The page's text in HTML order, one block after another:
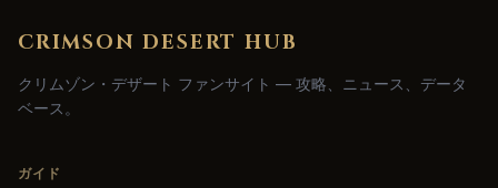
CRIMSON DESERT HUB
クリムゾン・デザート ファンサイト — 攻略、ニュース、データ
ベース。
ガイド